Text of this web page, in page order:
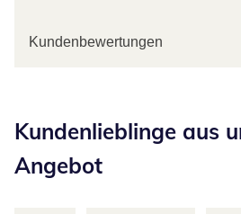
Kundenbewertungen
Kundenlieblinge aus
Angebot